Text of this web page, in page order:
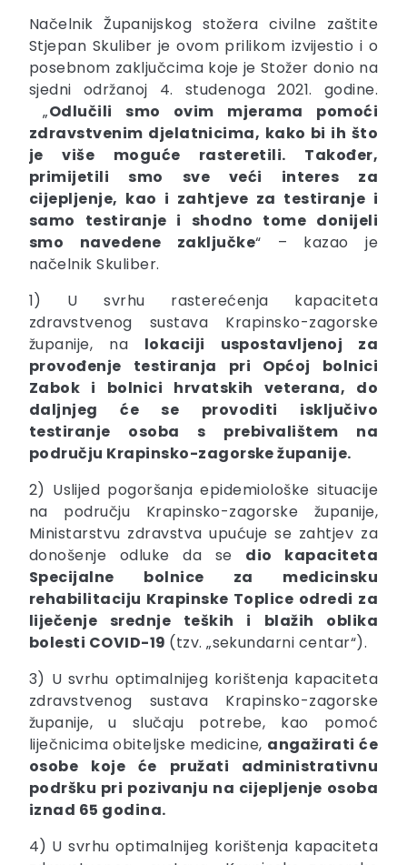
Načelnik Županijskog stožera civilne zaštite
Stjepan Skuliber je ovom prilikom izvijestio i o
posebnom zaključcima koje je Stožer donio na
sjedni održanoj 4. studenoga 2021. godine.
„Odlučili smo ovim mjerama pomoći
zdravstvenim djelatnicima, kako bi ih što
je više moguće rasteretili. Također,
primijetili smo sve veći interes za
cijepljenje, kao i zahtjeve za testiranje i
samo testiranje i shodno tome donijeli
smo navedene zaključke“ – kazao je
načelnik Skuliber.
1) U svrhu rasterećenja kapaciteta
zdravstvenog sustava Krapinsko-zagorske
županije, na lokaciji uspostavljenoj za
provođenje testiranja pri Općoj bolnici
Zabok i bolnici hrvatskih veterana, do
daljnjeg će se provoditi isključivo
testiranje osoba s prebivalištem na
području Krapinsko-zagorske županije.
2) Uslijed pogoršanja epidemiološke situacije
na području Krapinsko-zagorske županije,
Ministarstvu zdravstva upućuje se zahtjev za
donošenje odluke da se dio kapaciteta
Specijalne bolnice za medicinsku
rehabilitaciju Krapinske Toplice odredi za
liječenje srednje teških i blažih oblika
bolesti COVID-19 (tzv. „sekundarni centar“).
3) U svrhu optimalnijeg korištenja kapaciteta
zdravstvenog sustava Krapinsko-zagorske
županije, u slučaju potrebe, kao pomoć
liječnicima obiteljske medicine, angažirati će
osobe koje će pružati administrativnu
podršku pri pozivanju na cijepljenje osoba
iznad 65 godina.
4) U svrhu optimalnijeg korištenja kapaciteta